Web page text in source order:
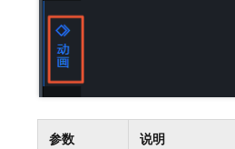
参数 说明